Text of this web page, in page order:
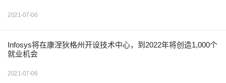
2021-07-06
Infosys将在康涅狄格州开设技术中心，到2022年将创造1,000个
就业机会
2021-07-06